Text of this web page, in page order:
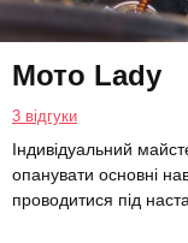
Мото Lady
3 відгуки
Індивідуальний
опанувати основні
проводитися під